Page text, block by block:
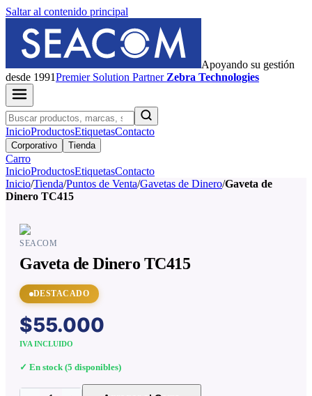
Saltar al contenido principal
Apoyando su gestión
desde 1991PremierSolution Partner Zebra Technologies
InicioProductosEtiquetasContacto
Corporativo Tienda
Carro
InicioProductosEtiquetasContacto
Inicio/Tienda/Puntos de Venta/Gavetas de Dinero/Gaveta de
Dinero TC415
SEACOM
Gaveta de Dinero TC415
DESTACADO
$55.000
IVA INCLUIDO
✓ En stock (5 disponibles)